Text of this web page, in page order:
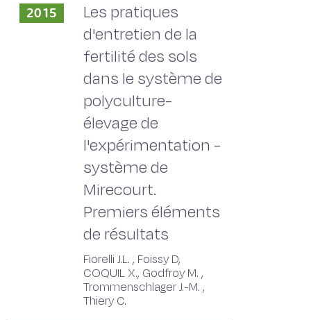
2015
Les pratiques
d'entretien de la
fertilité des sols
dans le système de
polyculture-
élevage de
l'expérimentation -
système de
Mirecourt.
Premiers éléments
de résultats
Fiorelli J.L. , Foissy D,
COQUIL X., Godfroy M. ,
Trommenschlager J.-M. ,
Thiery C.